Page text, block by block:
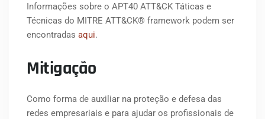
Informações sobre o APT40 ATT&CK Táticas e
Técnicas do MITRE ATT&CK® framework podem ser
encontradas aqui.
Mitigação
Como forma de auxiliar na proteção e defesa das
redes empresariais e para ajudar os profissionais de